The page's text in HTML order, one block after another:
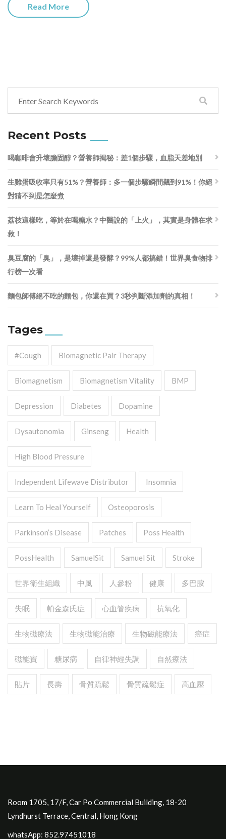
Read More
Recent Posts
喝咖啡會升壞膽固醇？營養師揭秘：差1個步驟，血脂天差地別
生雞蛋吸收率只有51%？營養師：多一個步驟瞬間飆到91%！你絕
對猜不到是怎麼煮
荔枝這樣吃，等於在喝糖水？中醫說的「上火」，其實是身體在求
救！
臭豆腐的「臭」，是壞掉還是發酵？99%人都搞錯！世界臭食物排
行榜一次看
麵包師傅絕不吃的麵包，你還在買？3秒判斷添加劑的真相！
Tages
#cough Biomagnetic Pair Therapy
Biomagnetism Biomagnetism Vitality BMP
Depression Diabetes Dopamine
Dysautonomia Ginseng Health
High Blood Pressure
Independent Lifewave Distributor Insomnia
Learn To Heal Yourself Osteoporosis
Parkinson’s Disease Patches Poss Health
PossHealth SamuelSit Samuel Sit Stroke
世界衛生組織 中風 人參粉 健康 多巴胺
失眠 帕金森氏症 心血管疾病 抗氧化
生物磁療法 生物磁能治療 生物磁能療法 癌症
磁能寶 糖尿病 自律神經失調 自然療法
貼片 長壽 骨質疏鬆 骨質疏鬆症 高血壓
Room 1705, 17/F, Car Po Commercial Building, 18-20
Lyndhurst Terrace, Central, Hong Kong
whatsApp: 852.97451018